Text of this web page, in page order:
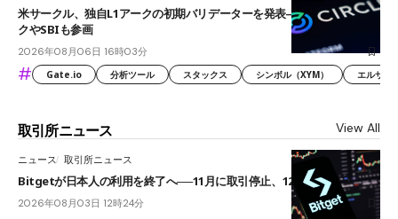
米サークル、独自L1アークの初期バリデーターを発表――ブラックロッ
クやSBIも参画
2026年08月06日 16時03分
# Gate.io 分析ツール スタックス シンボル（XYM） エルサル
取引所ニュース View All
ニュース 取引所ニュース
Bitgetが日本人の利用を終了へ──11月に取引停止、12月末に強制決済
2026年08月03日 12時24分